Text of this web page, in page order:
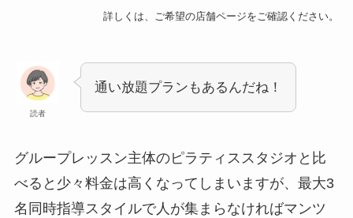
詳しくは、ご希望の店舗ページをご確認ください。
読者
通い放題プランもあるんだね！
グループレッスン主体のピラティススタジオと比
べると少々料金は高くなってしまいますが、最大3
名同時指導スタイルで人が集まらなければマンツ